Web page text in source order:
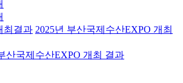
최결과 2025년 부산국제수산EXPO 개최
산국제수산EXPO 개최 결과